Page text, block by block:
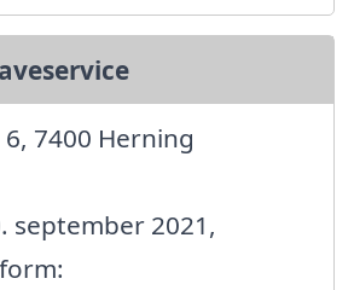
7400 Herning
september 2021,